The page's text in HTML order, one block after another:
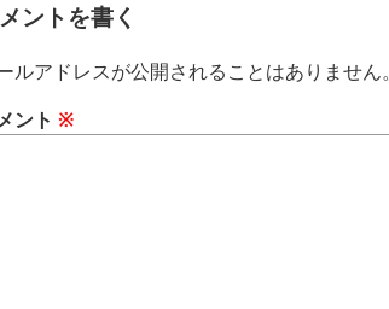
ントを書く
ルアドレスが公開されることはありません。
ント ※